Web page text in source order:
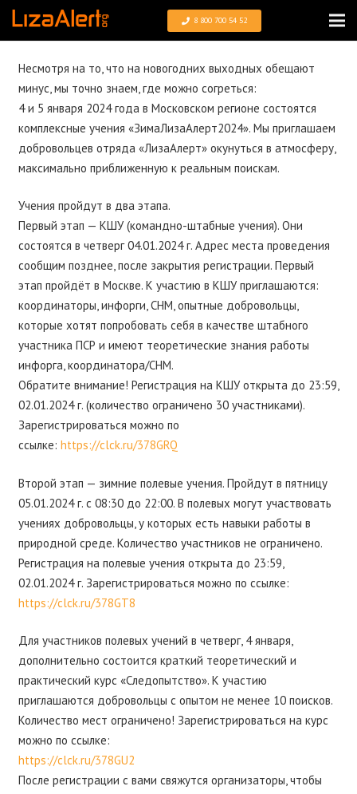
8 800 700 54 52
Несмотря на то, что на новогодних выходных обещают
минус, мы точно знаем, где можно согреться:
4 и 5 января 2024 года в Московском регионе состоятся
комплексные учения «ЗимаЛизаАлерт2024». Мы приглашаем
добровольцев отряда «ЛизаАлерт» окунуться в атмосферу,
максимально приближенную к реальным поискам.
Учения пройдут в два этапа.
Первый этап — КШУ (командно-штабные учения). Они
состоятся в четверг 04.01.2024 г. Адрес места проведения
сообщим позднее, после закрытия регистрации. Первый
этап пройдёт в Москве. К участию в КШУ приглашаются:
координаторы, инфорги, СНМ, опытные добровольцы,
которые хотят попробовать себя в качестве штабного
участника ПСР и имеют теоретические знания работы
инфорга, координатора/СНМ.
Обратите внимание! Регистрация на КШУ открыта до 23:59,
02.01.2024 г. (количество ограничено 30 участниками).
Зарегистрироваться можно по
ссылке: https://clck.ru/378GRQ
Второй этап — зимние полевые учения. Пройдут в пятницу
05.01.2024 г. с 08:30 до 22:00. В полевых могут участвовать
учениях добровольцы, у которых есть навыки работы в
природной среде. Количество участников не ограничено.
Регистрация на полевые учения открыта до 23:59,
02.01.2024 г. Зарегистрироваться можно по ссылке:
https://clck.ru/378GT8
Для участников полевых учений в четверг, 4 января,
дополнительно состоится краткий теоретический и
практический курс «Следопытство». К участию
приглашаются добровольцы с опытом не менее 10 поисков.
Количество мест ограничено! Зарегистрироваться на курс
можно по ссылке:
https://clck.ru/378GU2
После регистрации с вами свяжутся организаторы, чтобы